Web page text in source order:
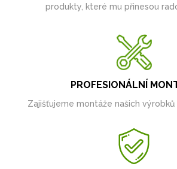
produkty, které mu přinesou
PROFESIONÁLNÍ
Zajišťujeme montáže našich